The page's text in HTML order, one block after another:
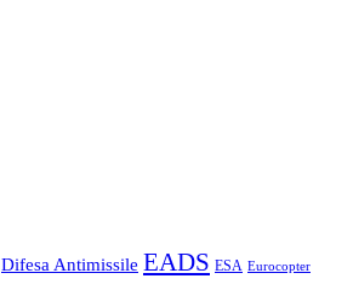
Difesa Antimissile EADS ESA Eurocopter